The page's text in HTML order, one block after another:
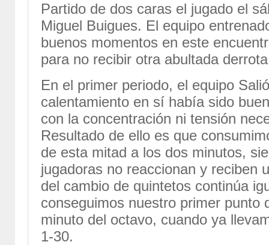
Partido de dos caras el jugado el
Miguel Buigues. El equipo
buenos momentos en este
para no recibir otra abultada
En el primer periodo, el equipo
calentamiento en sí había sido
con la concentración ni tensión
Resultado de ello es que
de esta mitad a los dos minutos,
jugadoras no reaccionan y reciben
del cambio de quintetos continúa
conseguimos nuestro primer punto
minuto del octavo, cuando ya
1-30.